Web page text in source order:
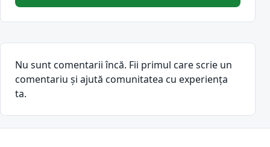
Nu sunt comentarii încă. Fii primul care scrie un
comentariu și ajută comunitatea cu experiența
ta.